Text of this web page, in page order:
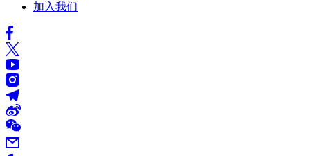
加入我们